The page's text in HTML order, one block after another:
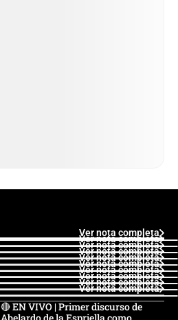
Ver nota completa
Ver nota completa
Ver nota completa
Ver nota completa
Ver nota completa
Ver nota completa
Ver nota completa
Ver nota completa
Ver nota completa
Ver nota completa
🔴 EN VIVO | Primer discurso de